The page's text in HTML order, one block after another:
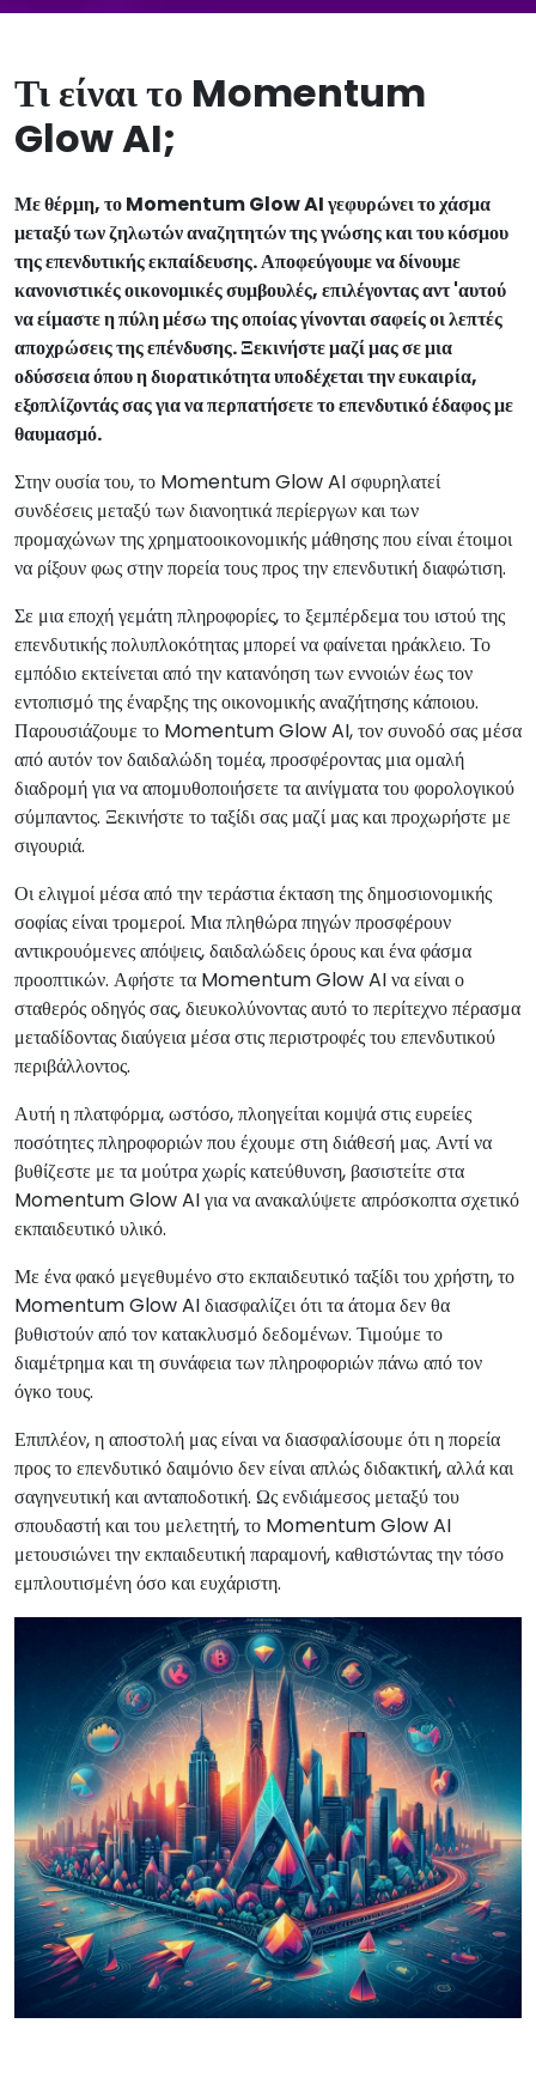
Τι είναι το Momentum
Glow AI;
Με θέρμη, το Momentum Glow AI γεφυρώνει το χάσμα
μεταξύ των ζηλωτών αναζητητών της γνώσης και του κόσμου
της επενδυτικής εκπαίδευσης. Αποφεύγουμε να δίνουμε
κανονιστικές οικονομικές συμβουλές, επιλέγοντας αντ 'αυτού
να είμαστε η πύλη μέσω της οποίας γίνονται σαφείς οι λεπτές
αποχρώσεις της επένδυσης. Ξεκινήστε μαζί μας σε μια
οδύσσεια όπου η διορατικότητα υποδέχεται την ευκαιρία,
εξοπλίζοντάς σας για να περπατήσετε το επενδυτικό έδαφος με
θαυμασμό.
Στην ουσία του, το Momentum Glow AI σφυρηλατεί
συνδέσεις μεταξύ των διανοητικά περίεργων και των
προμαχώνων της χρηματοοικονομικής μάθησης που είναι έτοιμοι
να ρίξουν φως στην πορεία τους προς την επενδυτική διαφώτιση.
Σε μια εποχή γεμάτη πληροφορίες, το ξεμπέρδεμα του ιστού της
επενδυτικής πολυπλοκότητας μπορεί να φαίνεται ηράκλειο. Το
εμπόδιο εκτείνεται από την κατανόηση των εννοιών έως τον
εντοπισμό της έναρξης της οικονομικής αναζήτησης κάποιου.
Παρουσιάζουμε το Momentum Glow AI, τον συνοδό σας μέσα
από αυτόν τον δαιδαλώδη τομέα, προσφέροντας μια ομαλή
διαδρομή για να απομυθοποιήσετε τα αινίγματα του φορολογικού
σύμπαντος. Ξεκινήστε το ταξίδι σας μαζί μας και προχωρήστε με
σιγουριά.
Οι ελιγμοί μέσα από την τεράστια έκταση της δημοσιονομικής
σοφίας είναι τρομεροί. Μια πληθώρα πηγών προσφέρουν
αντικρουόμενες απόψεις, δαιδαλώδεις όρους και ένα φάσμα
προοπτικών. Αφήστε τα Momentum Glow AI να είναι ο
σταθερός οδηγός σας, διευκολύνοντας αυτό το περίτεχνο πέρασμα
μεταδίδοντας διαύγεια μέσα στις περιστροφές του επενδυτικού
περιβάλλοντος.
Αυτή η πλατφόρμα, ωστόσο, πλοηγείται κομψά στις ευρείες
ποσότητες πληροφοριών που έχουμε στη διάθεσή μας. Αντί να
βυθίζεστε με τα μούτρα χωρίς κατεύθυνση, βασιστείτε στα
Momentum Glow AI για να ανακαλύψετε απρόσκοπτα σχετικό
εκπαιδευτικό υλικό.
Με ένα φακό μεγεθυμένο στο εκπαιδευτικό ταξίδι του χρήστη, το
Momentum Glow AI διασφαλίζει ότι τα άτομα δεν θα
βυθιστούν από τον κατακλυσμό δεδομένων. Τιμούμε το
διαμέτρημα και τη συνάφεια των πληροφοριών πάνω από τον
όγκο τους.
Επιπλέον, η αποστολή μας είναι να διασφαλίσουμε ότι η πορεία
προς το επενδυτικό δαιμόνιο δεν είναι απλώς διδακτική, αλλά και
σαγηνευτική και ανταποδοτική. Ως ενδιάμεσος μεταξύ του
σπουδαστή και του μελετητή, το Momentum Glow AI
μετουσιώνει την εκπαιδευτική παραμονή, καθιστώντας την τόσο
εμπλουτισμένη όσο και ευχάριστη.